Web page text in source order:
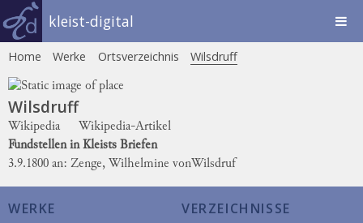
kleist-digital
Home Werke Ortsverzeichnis Wilsdruff
Wilsdruff
Wikipedia
Wikipedia-Artikel
Fundstellen in Kleists Briefen
3.9.1800 an: Zenge, Wilhelmine vonWilsdruf
WERKE
VERZEICHNISSE